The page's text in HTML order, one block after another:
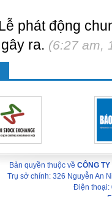
phát động
ra. (6:27 am,
Bản quyền thuộc về CÔNG
Trụ sở chính: 326 Nguyễn An
Điện thoại: